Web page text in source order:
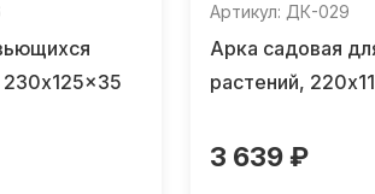
230x125x35
Артикул: ДК-029
Арка садовая
растений,
3 639 ₽